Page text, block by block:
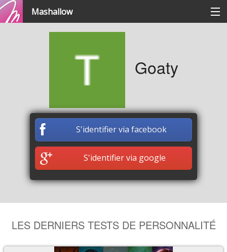
Mashallow
Se connecter / s'inscrire
Créer un quizz
Goaty
S'identifier via facebook
S'identifier via google
LES DERNIERS TESTS DE PERSONNALITÉ